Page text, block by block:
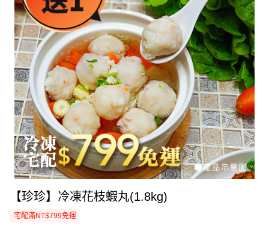
【珍珍】冷凍花枝蝦丸(1.8kg)
宅配滿NT$799免運